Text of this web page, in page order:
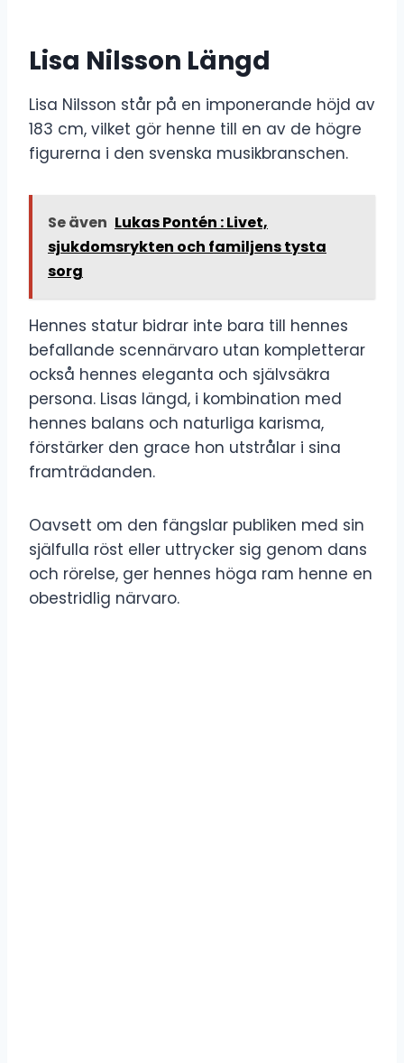
Lisa Nilsson Längd
Lisa Nilsson står på en imponerande höjd av
183 cm, vilket gör henne till en av de högre
figurerna i den svenska musikbranschen.
Se även Lukas Pontén : Livet,
sjukdomsrykten och familjens tysta
sorg
Hennes statur bidrar inte bara till hennes
befallande scennärvaro utan kompletterar
också hennes eleganta och självsäkra
persona. Lisas längd, i kombination med
hennes balans och naturliga karisma,
förstärker den grace hon utstrålar i sina
framträdanden.
Oavsett om den fängslar publiken med sin
själfulla röst eller uttrycker sig genom dans
och rörelse, ger hennes höga ram henne en
obestridlig närvaro.